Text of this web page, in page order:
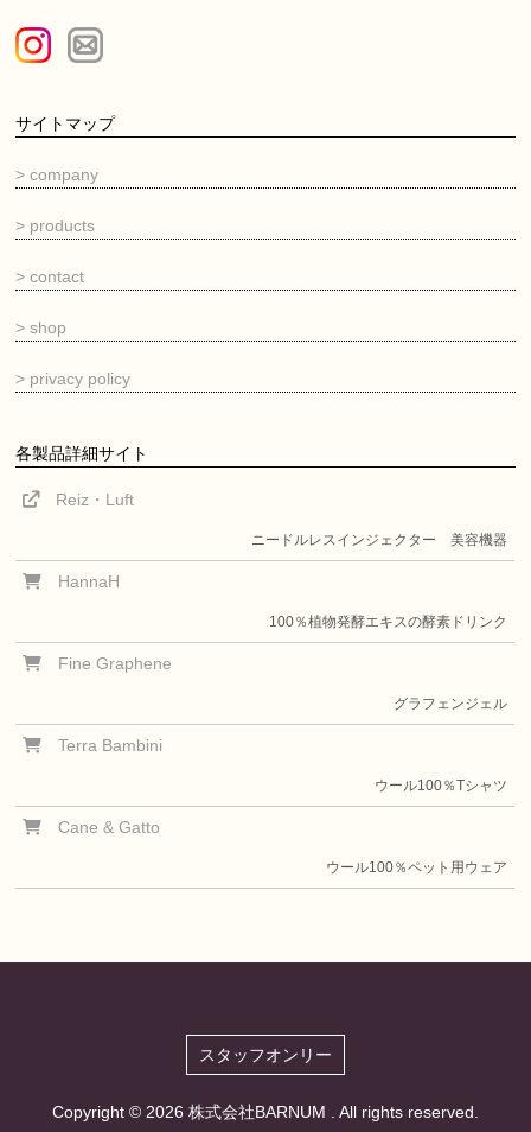
サイトマップ
> company
> products
> contact
> shop
> privacy policy
各製品詳細サイト
Reiz・Luft
ニードルレスインジェクター 美容機器
HannaH
100％植物発酵エキスの酵素ドリンク
Fine Graphene
グラフェンジェル
Terra Bambini
ウール100％Tシャツ
Cane & Gatto
ウール100％ペット用ウェア
スタッフオンリー
Copyright © 2026 株式会社BARNUM . All rights reserved.